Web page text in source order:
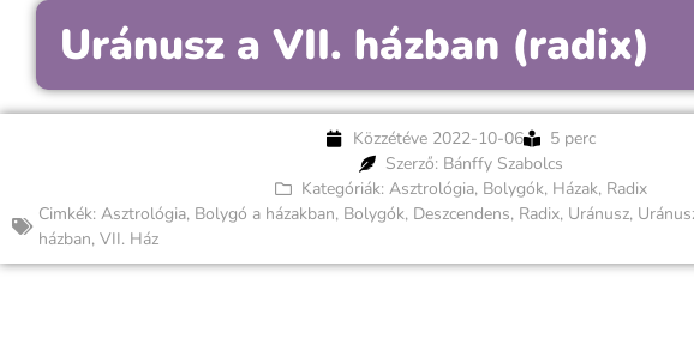
Uránusz a VII. házban (radix)
Közzétéve 2022-10-06
5 perc
Szerző: Bánffy Szabolcs
Kategóriák: Asztrológia, Bolygók, Házak, Radix
Cimkék: Asztrológia, Bolygó a házakban, Bolygók, Deszcendens, Radix, Uránusz,
házban, VII. Ház